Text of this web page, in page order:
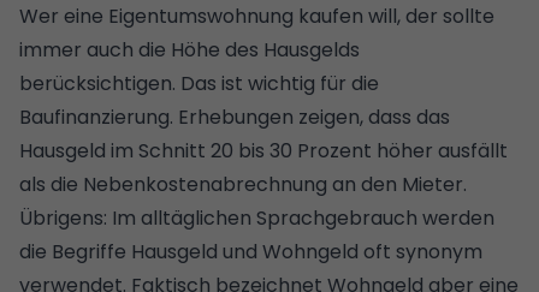
Wer eine Eigentumswohnung kaufen will, der sollte
immer auch die Höhe des Hausgelds
berücksichtigen. Das ist wichtig für die
Baufinanzierung. Erhebungen zeigen, dass das
Hausgeld im Schnitt 20 bis 30 Prozent höher ausfällt
als die Nebenkostenabrechnung an den Mieter.
Übrigens: Im alltäglichen Sprachgebrauch werden
die Begriffe Hausgeld und Wohngeld oft synonym
verwendet. Faktisch bezeichnet Wohngeld aber eine